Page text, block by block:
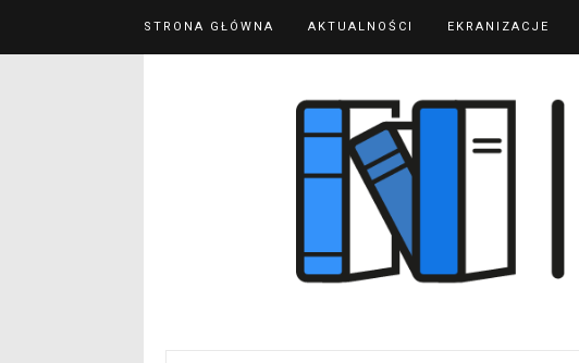
STRONA GŁÓWNA AKTUALNOŚCI EKRANIZACJE